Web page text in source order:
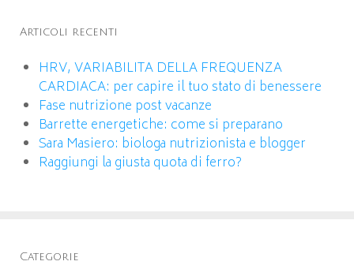
Articoli recenti
HRV, VARIABILITA DELLA FREQUENZA
CARDIACA: per capire il tuo stato di benessere
Fase nutrizione post vacanze
Barrette energetiche: come si preparano
Sara Masiero: biologa nutrizionista e blogger
Raggiungi la giusta quota di ferro?
Categorie